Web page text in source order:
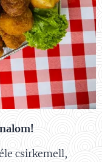
csirkemell,